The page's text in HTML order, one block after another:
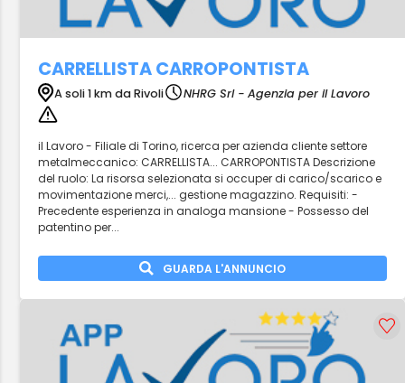
CARRELLISTA CARROPONTISTA
A soli 1 km da Rivoli NHRG Srl - Agenzia per il Lavoro
il Lavoro - Filiale di Torino, ricerca per azienda cliente settore
metalmeccanico: CARRELLISTA... CARROPONTISTA Descrizione
del ruolo: La risorsa selezionata si occuper di carico/scarico e
movimentazione merci,... gestione magazzino. Requisiti: -
Precedente esperienza in analoga mansione - Possesso del
patentino per...
GUARDA L'ANNUNCIO